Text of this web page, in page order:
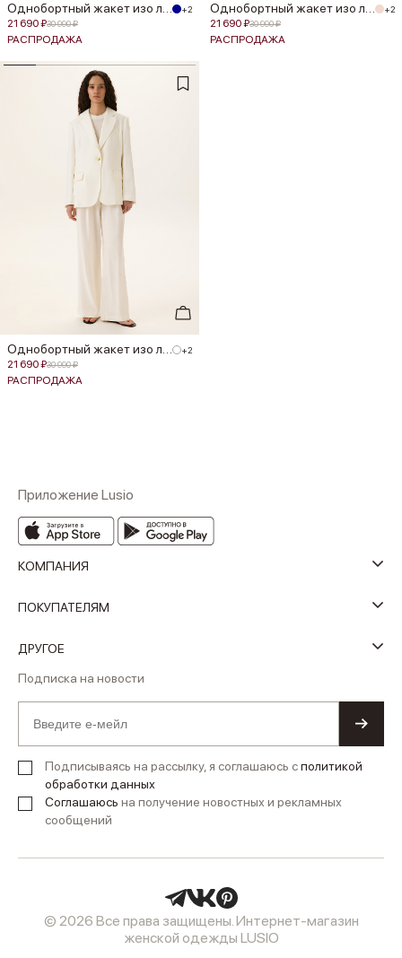
Однобортный жакет изо льна +2
21 690 ₽30 990 ₽
РАСПРОДАЖА
Однобортный жакет изо льна +2
21 690 ₽30 990 ₽
РАСПРОДАЖА
+2
21 690 ₽30 990 ₽
РАСПРОДАЖА
Приложение Lusio
КОМПАНИЯ
ПОКУПАТЕЛЯМ
ДРУГОЕ
Подписка на новости
Подписываясь на рассылку, я соглашаюсь сполитикой
обработки данных
Соглашаюсь на получение новостных и рекламных
сообщений
© 2026 Все права защищены. Интернет-магазин
женской одежды LUSIO